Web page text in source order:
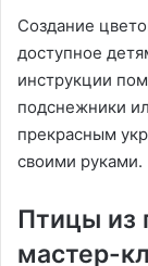
Создание
доступное
инструкции
подснежники
прекрасным
своими руками.
Птицы из
мастер-